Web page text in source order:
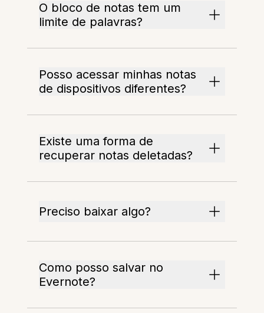
O bloco de notas tem um
limite de palavras?
Posso acessar minhas notas
de dispositivos diferentes?
Existe uma forma de
recuperar notas deletadas?
Preciso baixar algo?
Como posso salvar no
Evernote?